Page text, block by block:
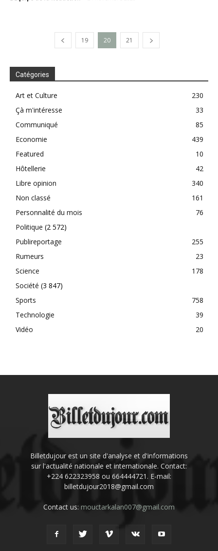
19 20 21
Catégories
Art et Culture
230
Çà m'intéresse
33
Communiqué
85
Economie
439
Featured
10
Hôtellerie
42
Libre opinion
340
Non classé
161
Personnalité du mois
76
Politique (2 572)
Publireportage
255
Rumeurs
23
Science
178
Société (3 847)
Sports
758
Technologie
39
Vidéo
20
Billetdujour est un site d'analyse et d'informations
sur l'actualité nationale et internationale. Contact:
+224 622323958 ou 664444721. E-mail:
billetdujour2018@gmail.com
Contact us: mouctarkalan007@gmail.com